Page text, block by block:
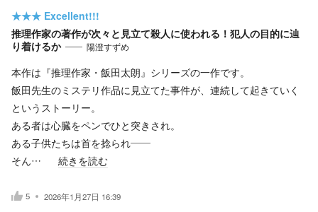
★★★ Excellent!!!
推理作家の著作が次々と見立て殺人に使われる！犯人の目的に辿
り着けるか
陽澄すずめ
本作は『推理作家・飯田太朗』シリーズの一作です。
飯田先生のミステリ作品に見立てた事件が、連続して起きていく
というストーリー。
ある者は心臓をペンでひと突きされ。
ある子供たちは首を捻られ——
そん…
続きを読む
5 2026年1月27日 16:39